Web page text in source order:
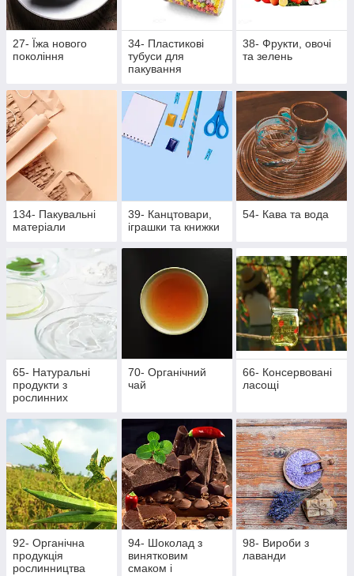
27- Їжа нового
покоління
34- Пластикові
тубуси для
пакування
38- Фрукти, овочі
та зелень
134- Пакувальні
матеріали
39- Канцтовари,
іграшки та книжки
54- Кава та вода
65- Натуральні
продукти з
рослинних
70- Органічний
чай
66- Консервовані
ласощі
92- Органічна
продукція
рослинництва
94- Шоколад з
винятковим
смаком і
98- Вироби з
лаванди